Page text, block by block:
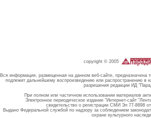
copyright © 2005
Вся информация, размещенная на данном веб-сайте, предназначена
подлежит дальнейшему воспроизведению или распространению в
разрешения редакции ИД
При полном или частичном использовании материалов
Электронное периодическое издание "Интернет-сайт
свидетельство о регистрации СМИ Эл 77-8898
Выдано Федеральной службой по надзору за соблюдением
охране культурного